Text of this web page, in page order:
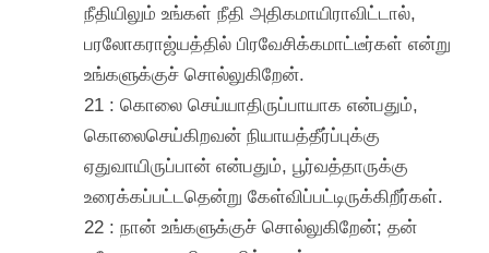
நீதியிலும் உங்கள் நீதி அதிகமாயிராவிட்டால்,
பரலோகராஜ்யத்தில் பிரவேசிக்கமாட்டீர்கள் என்று
உங்களுக்குச் சொல்லுகிறேன்.
21 : கொலை செய்யாதிருப்பாயாக என்பதும்,
கொலைசெய்கிறவன் நியாயத்தீர்ப்புக்கு
ஏதுவாயிருப்பான் என்பதும், பூர்வத்தாருக்கு
உரைக்கப்பட்டதென்று கேள்விப்பட்டிருக்கிறீர்கள்.
22 : நான் உங்களுக்குச் சொல்லுகிறேன்; தன்